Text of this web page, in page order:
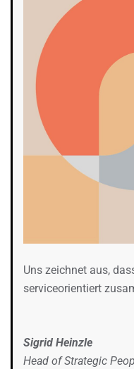
Uns zeichnet aus,
serviceorientiert
Sigrid Heinzle
Head of Strategic